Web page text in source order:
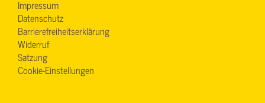
Impressum
Datenschutz
Barrierefreiheitserklärung
Widerruf
Satzung
Cookie-Einstellungen